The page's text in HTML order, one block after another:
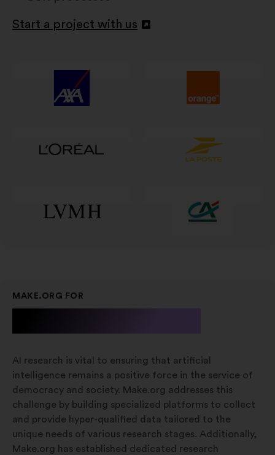
Start a project with us
Відкрити
MAKE.ORG FOR
AI research is vital to ensuring that artificial
intelligence remains a positive force in the service of
democracy and society. Make.org addresses this
challenge by building specialized platforms to collect
and provide hyper-qualified data tailored to the
unique needs of various research stages. Additionally,
Make.org has established dedicated research